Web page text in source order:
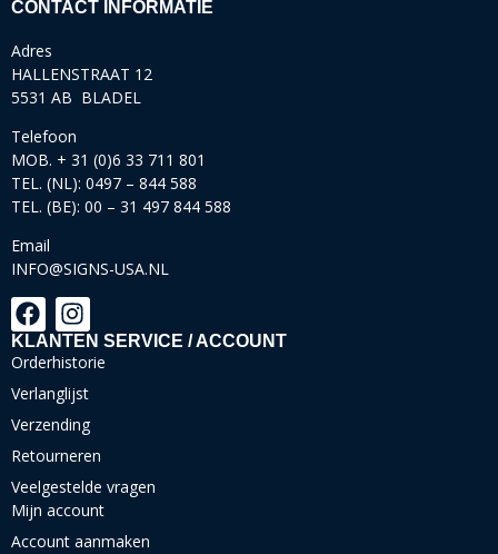
CONTACT INFORMATIE
Adres
HALLENSTRAAT 12
5531 AB BLADEL
Telefoon
MOB. + 31 (0)6 33 711 801
TEL. (NL): 0497 – 844 588
TEL. (BE): 00 – 31 497 844 588
Email
INFO@SIGNS-USA.NL
KLANTEN SERVICE / ACCOUNT
Orderhistorie
Verlanglijst
Verzending
Retourneren
Veelgestelde vragen
Mijn account
Account aanmaken